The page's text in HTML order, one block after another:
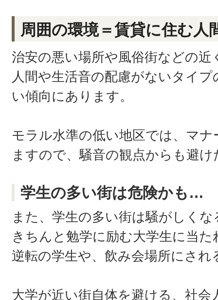
周囲の環境＝賃貸に住む人
治安の悪い場所や風俗街などの
人間や生活音の配慮がないタイ
い傾向にあります。
モラル水準の低い地区では、マ
ますので、騒音の観点からも避
学生の多い街は危険かも…
また、学生の多い街は騒がしく
きちんと勉学に励む大学生に当
逆転の学生や、飲み会場所にさ
大学が近い街自体を避ける、社